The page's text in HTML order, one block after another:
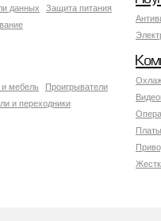
данных
Защита питания
и мебель
Проигрыватели
и переходники